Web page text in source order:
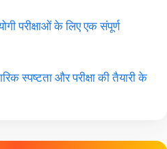
परीक्षाओं के लिए एक संपूर्ण
स्पष्टता और परीक्षा की तैयारी के